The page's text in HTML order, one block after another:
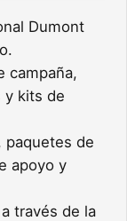
Dumont
campaña,
y kits de
paquetes de
apoyo y
través de la